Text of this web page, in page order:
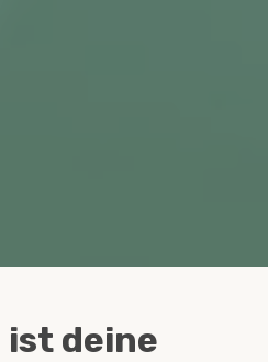
ist deine